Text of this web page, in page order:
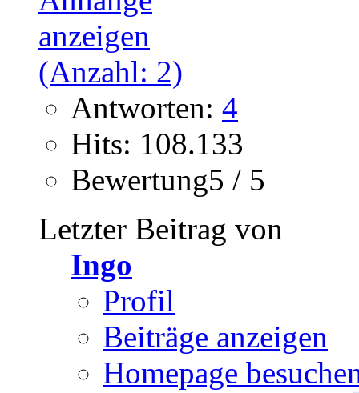
Antworten: 4
Hits: 108.133
Bewertung5 / 5
Letzter Beitrag von
Ingo
Profil
Beiträge anzeigen
Homepage